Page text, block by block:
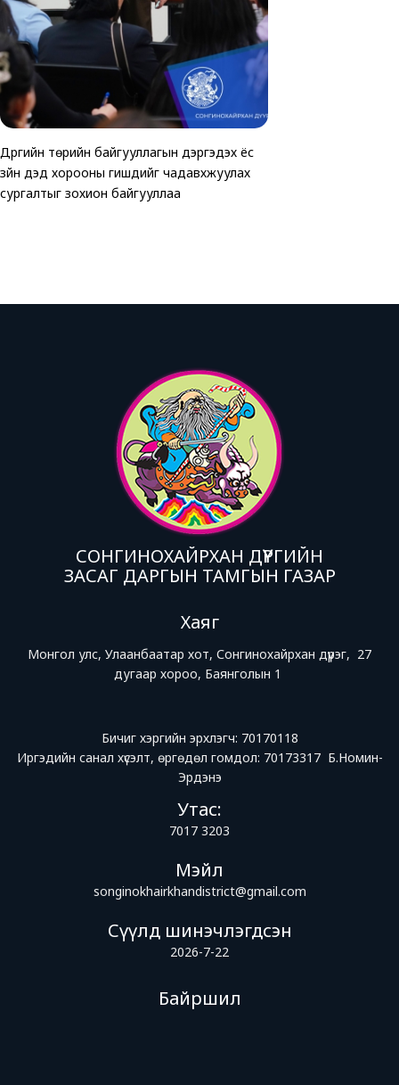
Дүүргийн төрийн байгууллагын дэргэдэх ёс
зүйн дэд хорооны гишүүдийг чадавхжуулах
сургалтыг зохион байгууллаа
СОНГИНОХАЙРХАН ДҮҮРГИЙН
ЗАСАГ ДАРГЫН ТАМГЫН ГАЗАР
Хаяг
Монгол улс, Улаанбаатар хот, Сонгинохайрхан дүүрэг, 27
дугаар хороо, Баянголын 1
Бичиг хэргийн эрхлэгч: 70170118
Иргэдийн санал хүсэлт, өргөдөл гомдол: 70173317 Б.Номин-
Эрдэнэ
Утас:
7017 3203
Мэйл
songinokhairkhandistrict@gmail.com
Сүүлд шинэчлэгдсэн
2026-7-22
Байршил